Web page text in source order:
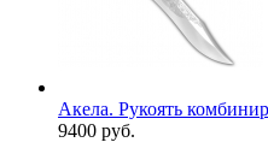
Акела. Рукоять
9400 руб.